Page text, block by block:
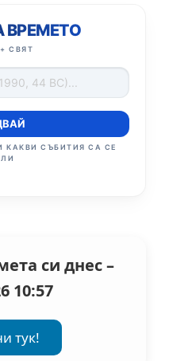
СВЯТ
КАКВИ СЪБИТИЯ СА СЕ
си днес –
10:57
тук!